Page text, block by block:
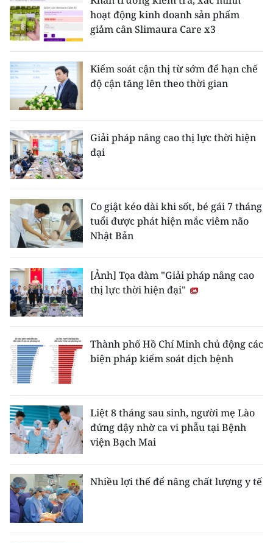
hoạt động kinh doanh sản phẩm
giảm cân Slimaura Care x3
Kiểm soát cận thị từ sớm để hạn chế
độ cận tăng lên theo thời gian
Giải pháp nâng cao thị lực thời hiện
đại
Co giật kéo dài khi sốt, bé gái 7 tháng
tuổi được phát hiện mắc viêm não
Nhật Bản
[Ảnh] Tọa đàm "Giải pháp nâng cao
thị lực thời hiện đại"
Thành phố Hồ Chí Minh chủ động các
biện pháp kiểm soát dịch bệnh
Liệt 8 tháng sau sinh, người mẹ Lào
đứng dậy nhờ ca vi phẫu tại Bệnh
viện Bạch Mai
Nhiều lợi thế để nâng chất lượng y tế